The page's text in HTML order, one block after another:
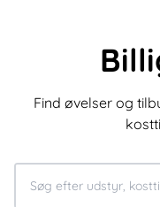
Find øvelser og